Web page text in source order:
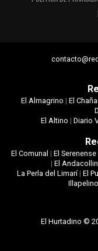
El Almagrino | El
El Altino | Diario
El Comunal | El Serenense
| El
La Perla del Limarí|El
Illapelino
El Hurtadino ©